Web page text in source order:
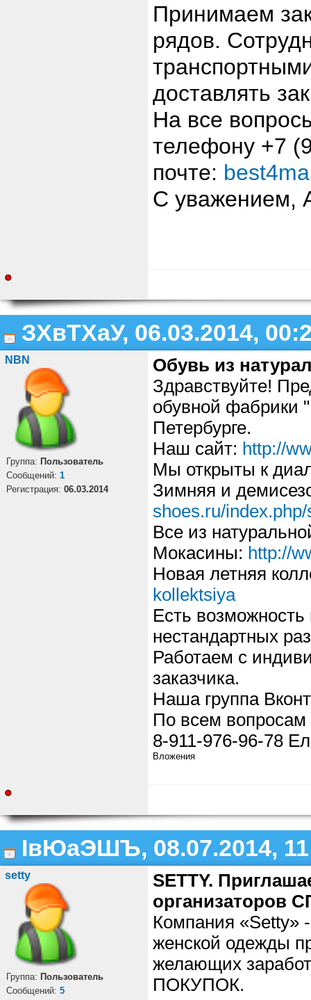
Принимаем
рядов.
доставлять
На все
телефону +7
почте:
С уважением,
ЗХвТХаУ, 06.03.2014,
NBN
Группа: Пользователь
Cообщений: 1
Регистрация: 06.03.2014
Обувь из
Здравствуйте!
обувной фабрики
Петербурге.
Наш сайт: http://
Мы открыты к
Зимняя и
shoes.ru/
Все из
Мокасины: http://
Новая летняя
kollektsiya
Есть возможность
нестандартных
Работаем с
заказчика.
Наша группа
По всем
8-911-976-96-78
Вложения
ІвЮаЭШЪ, 08.07.2014,
setty
Группа: Пользователь
Cообщений: 5
SETTY.
организаторов
Компания «Setty»
женской одежды
желающих
ПОКУПОК.